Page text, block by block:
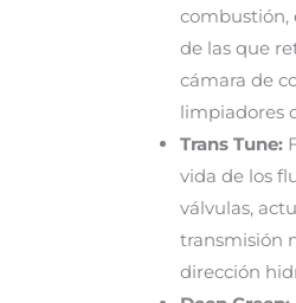
combustión,
de las que
cámara de
limpiadores
Trans Tune:
vida de los
válvulas,
transmisión
dirección